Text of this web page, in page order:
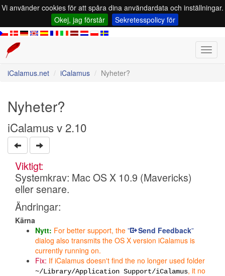
Vi använder cookies för att spåra dina användardata och inställningar.
Okej, jag förstår
Sekretesspolicy för
iCalamus.net
iCalamus Nyheter?
Nyheter?
iCalamus v 2.10
Viktigt:
Systemkrav: Mac OS X 10.9 (Mavericks)
eller senare.
Ändringar:
Kärna
Nytt: For better support, the
Send Feedback
dialog also transmits the OS X version iCalamus is
currently running on.
Fix: If iCalamus doesn't find the no longer used folder
~/Library/Application Support/iCalamus, it no